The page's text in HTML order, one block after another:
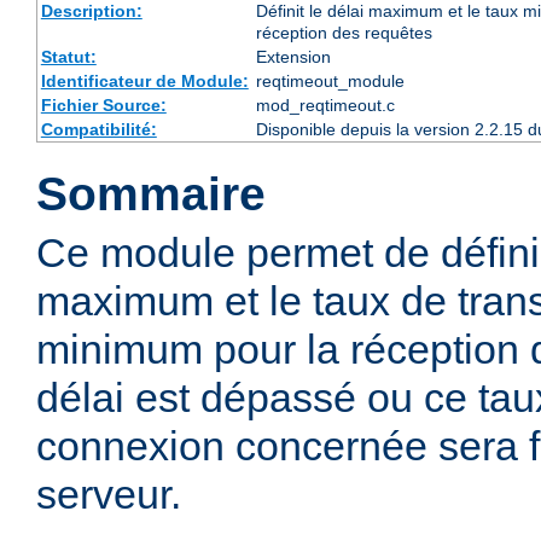
Description:
Définit le délai maximum et le taux
réception des requêtes
Statut:
Extension
Identificateur de Module: reqtimeout_module
Fichier Source:
mod_reqtimeout.c
Compatibilité:
Disponible depuis la version 2.2.15
Sommaire
Ce module permet de
maximum et le taux de
minimum pour la réception
délai est dépassé ou ce
connexion concernée sera
serveur.